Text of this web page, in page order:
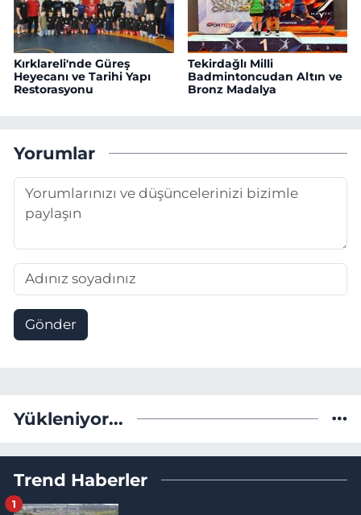
Kırklareli'nde Güreş
Heyecanı ve Tarihi Yapı
Restorasyonu
Tekirdağlı Milli
Badmintoncudan Altın ve
Bronz Madalya
Yorumlar
Gönder
Yükleniyor...
Trend Haberler
1